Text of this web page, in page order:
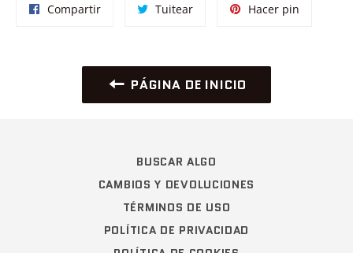
CompartirCompartir TuitearTuitear
Hacer pin
PÁGINA DE INICIO
BUSCAR ALGO
CAMBIOS Y DEVOLUCIONES
TÉRMINOS DE USO
POLÍTICA DE PRIVACIDAD